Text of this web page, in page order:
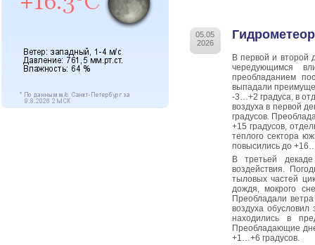
05.05
2026
В первой и второй
чередующимся
преобладанием
выпадали
-3…+2 градуса, в
воздуха в первой
градусов.
+15 градусов,
теплого сектора
повысились до
В третьей декаде
воздействия.
тыловых частей
дождя, мокрого
Преобладали
воздуха
находились в
Преобладающие
+1…+6 градусов.